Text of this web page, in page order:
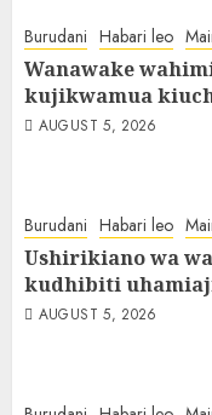
Burudani Habari leo
Wanawake
kujikwamua
AUGUST 5, 2026
Burudani Habari leo
Ushirikiano wa
kudhibiti
AUGUST 5, 2026